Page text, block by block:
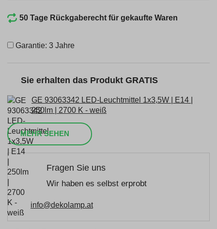
50 Tage Rückgaberecht für gekaufte Waren
Garantie: 3 Jahre
Sie erhalten das Produkt GRATIS
GE 93063342 LED-Leuchtmittel 1x3,5W | E14 |
250lm | 2700 K - weiß
MEHR SEHEN
Fragen Sie uns
Wir haben es selbst erprobt
info@dekolamp.at